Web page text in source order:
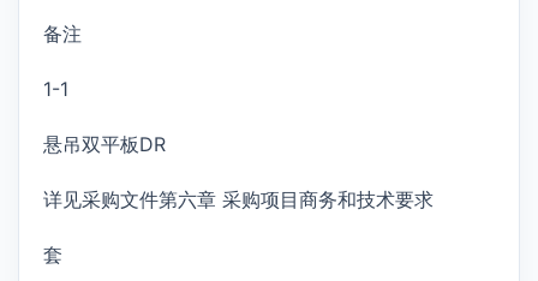
备注
1-1
悬吊双平板DR
详见采购文件第六章 采购项目商务和技术要求
套